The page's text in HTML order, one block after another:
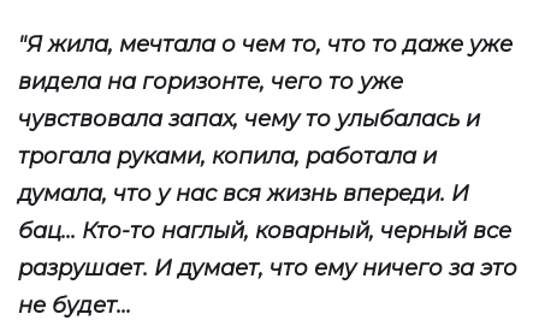
"Я жила, мечтала о чем то, что то даже уже
видела на горизонте, чего то уже
чувствовала запах, чему то улыбалась и
трогала руками, копила, работала и
думала, что у нас вся жизнь впереди. И
бац... Кто-то наглый, коварный, черный все
разрушает. И думает, что ему ничего за это
не будет...